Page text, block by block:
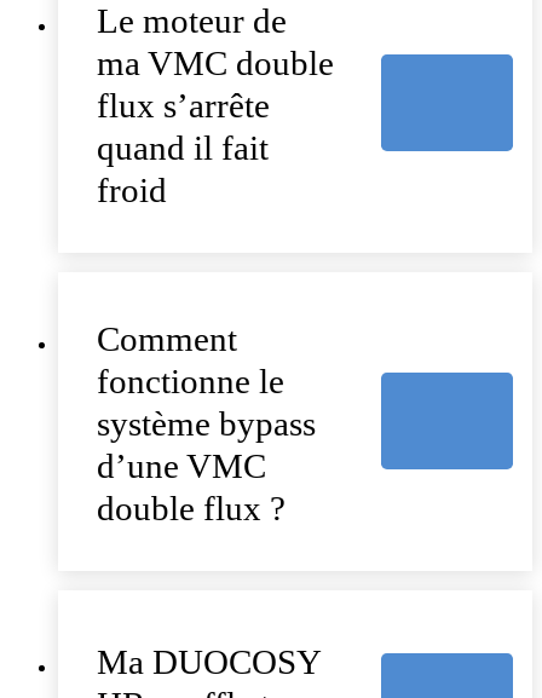
Le moteur de
ma VMC double
flux s’arrête
quand il fait
froid
Comment
fonctionne le
système bypass
d’une VMC
double flux ?
Ma DUOCOSY